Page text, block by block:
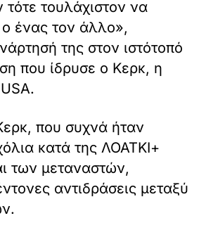
τουλάχιστον να
ένας τον άλλο»,
της στον ιστότοπό
που ίδρυσε ο Κερκ, η
που συχνά ήταν
κατά της ΛΟΑΤΚΙ+
των μεταναστών,
αντιδράσεις μεταξύ